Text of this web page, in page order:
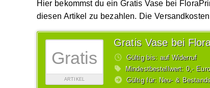
Hier bekommst du ein Gratis Vase bei
diesen Artikel zu bezahlen. Die
Gratis
ARTIKEL
Gratis Vase bei
Gültig bis: auf Widerruf
Mindestbestellwert: 0,- Euro
Gültig für: Neu- &